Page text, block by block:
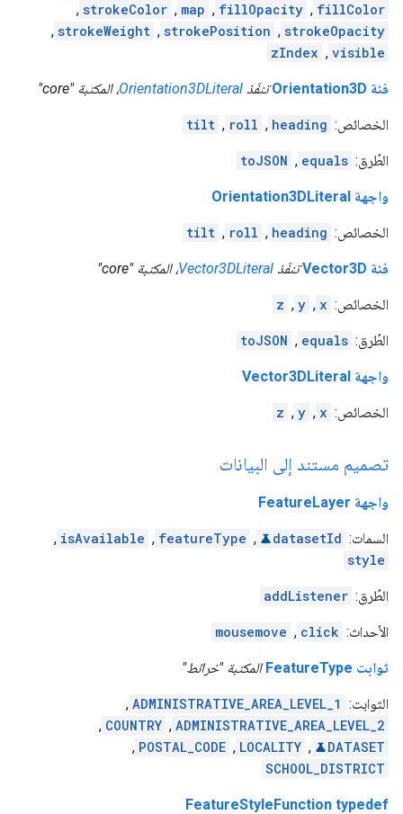
fillColor
,
fillOpacity
,
map
,
strokeColor
,
strokeOpacity
,
strokePosition
,
strokeWeight
,
visible
,
zIndex
فئة Orientation3D تنفّذ Orientation3DLiteral، المكتبة "core"
الخصائص: heading
,
roll
,
tilt
الطُرق: equals
,
toJSON
واجهة Orientation3DLiteral
الخصائص: heading
,
roll
,
tilt
فئة Vector3D تنفّذ Vector3DLiteral، المكتبة "core"
الخصائص: x
,
y
,
z
الطُرق: equals
,
toJSON
واجهة Vector3DLiteral
الخصائص: x
,
y
,
z
تصميم مستند إلى البيانات
واجهة FeatureLayer
السمات: datasetId
,
featureType
,
isAvailable
,
style
الطُرق: addListener
الأحداث: click
,
mousemove
ثوابت FeatureType المكتبة "خرائط"
الثوابت: ADMINISTRATIVE_AREA_LEVEL_1
,
ADMINISTRATIVE_AREA_LEVEL_2
,
COUNTRY
,
DATASET
,
LOCALITY
,
POSTAL_CODE
,
SCHOOL_DISTRICT
FeatureStyleFunction typedef